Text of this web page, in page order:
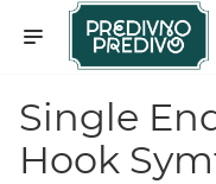
Single
Hook